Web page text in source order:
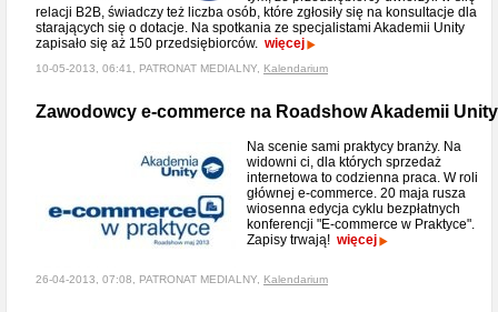
relacji B2B, świadczy też liczba osób, które zgłosiły się na konsultacje dla
starających się o dotacje. Na spotkania ze specjalistami Akademii Unity
zapisało się aż 150 przedsiębiorców. więcej
10-05-2013, 06:41, PATRONAT MEDIALNY, Kalendarium
Zawodowcy e-commerce na Roadshow Akademii Unity
Na scenie sami praktycy branży. Na
widowni ci, dla których sprzedaż
internetowa to codzienna praca. W roli
głównej e-commerce. 20 maja rusza
wiosenna edycja cyklu bezpłatnych
konferencji "E-commerce w Praktyce".
Zapisy trwają! więcej
26-04-2013, 07:08, PATRONAT MEDIALNY, Kalendarium